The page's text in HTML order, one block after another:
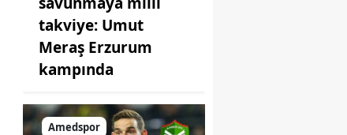
takviye: Umut
Meraş Erzurum
kampında
Amedspor